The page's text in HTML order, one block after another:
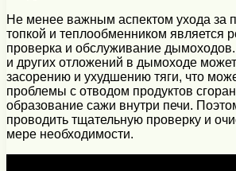
Не менее важным аспектом ухода за
топкой и теплообменником является
проверка и обслуживание
и других отложений в дымоходе
засорению и ухудшению тяги, что
проблемы с отводом продуктов
образование сажи внутри печи.
проводить тщательную проверку и
мере необходимости.